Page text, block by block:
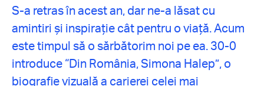
S-a retras în acest an, dar ne-a lăsat cu
amintiri și inspirație cât pentru o viață. Acum
este timpul să o sărbătorim noi pe ea. 30-0
introduce “Din România, Simona Halep”, o
biografie vizuală a carierei celei mai